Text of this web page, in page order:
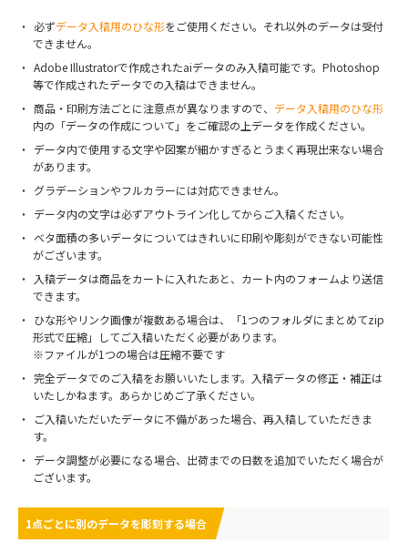
必ずデータ入稿用のひな形をご使用ください。それ以外のデータは受付
できません。
Adobe Illustratorで作成されたaiデータのみ入稿可能です。Photoshop
等で作成されたデータでの入稿はできません。
商品・印刷方法ごとに注意点が異なりますので、 データ入稿用のひな形
内の「データの作成について」をご確認の上データを作成ください。
データ内で使用する文字や図案が細かすぎるとうまく再現出来ない場合
があります。
グラデーションやフルカラーには対応できません。
データ内の文字は必ずアウトライン化してからご入稿ください。
ベタ面積の多いデータについてはきれいに印刷や彫刻ができない可能性
がございます。
入稿データは商品をカートに入れたあと、カート内のフォームより送信
できます。
ひな形やリンク画像が複数ある場合は、「1つのフォルダにまとめてzip
形式で圧縮」してご入稿いただく必要があります。
※ファイルが1つの場合は圧縮不要です
完全データでのご入稿をお願いいたします。入稿データの修正・補正は
いたしかねます。あらかじめご了承ください。
ご入稿いただいたデータに不備があった場合、再入稿していただきま
す。
データ調整が必要になる場合、出荷までの日数を追加でいただく場合が
ございます。
1点ごとに別のデータを彫刻する場合